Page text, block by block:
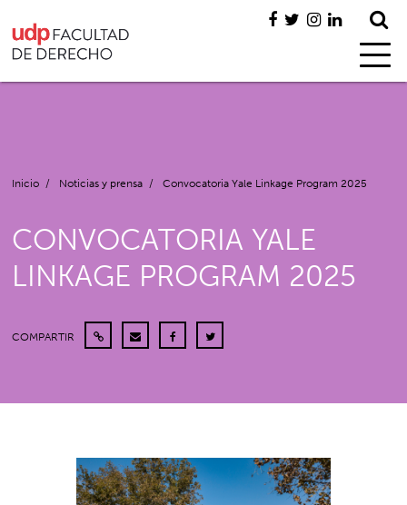
Inicio / Noticias y prensa / Convocatoria Yale Linkage Program 2025
CONVOCATORIA YALE
LINKAGE PROGRAM 2025
COMPARTIR